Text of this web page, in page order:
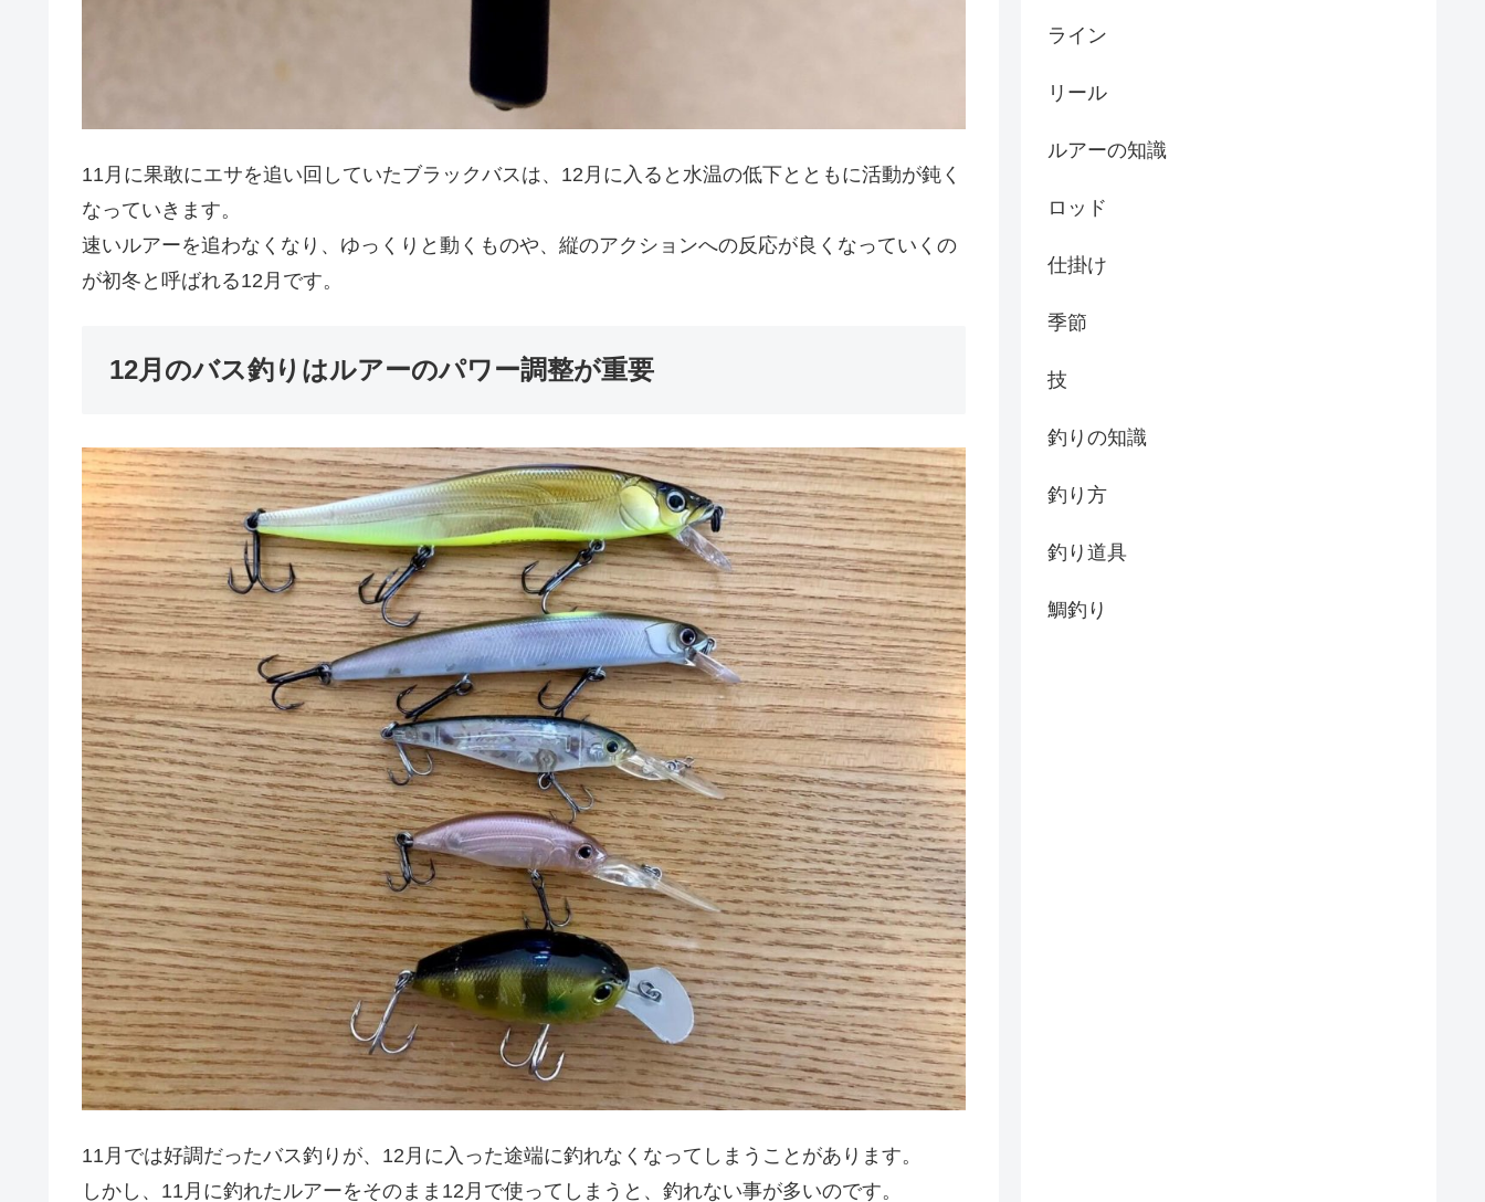
11月に果敢にエサを追い回していたブラックバスは、12月に入ると水温の低下とともに活動が鈍く
なっていきます。
速いルアーを追わなくなり、ゆっくりと動くものや、縦のアクションへの反応が良くなっていくの
が初冬と呼ばれる12月です。
12月のバス釣りはルアーのパワー調整が重要
11月では好調だったバス釣りが、12月に入った途端に釣れなくなってしまうことがあります。
しかし、11月に釣れたルアーをそのまま12月で使ってしまうと、釣れない事が多いのです。
ライン
リール
ルアーの知識
ロッド
仕掛け
季節
技
釣りの知識
釣り方
釣り道具
鯛釣り